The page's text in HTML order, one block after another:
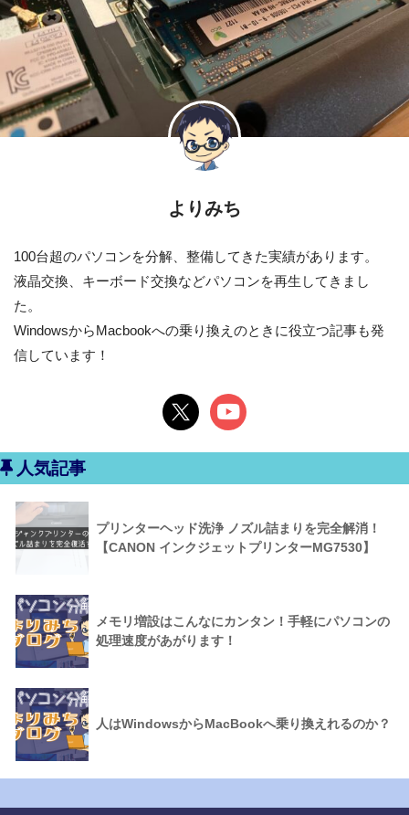
よりみち
100台超のパソコンを分解、整備してきた実績があります。
液晶交換、キーボード交換などパソコンを再生してきまし
た。
WindowsからMacbookへの乗り換えのときに役立つ記事も発
信しています！
人気記事
プリンターヘッド洗浄 ノズル詰まりを完全解消！
【CANON インクジェットプリンターMG7530】
メモリ増設はこんなにカンタン！手軽にパソコンの
処理速度があがります！
人はWindowsからMacBookへ乗り換えれるのか？